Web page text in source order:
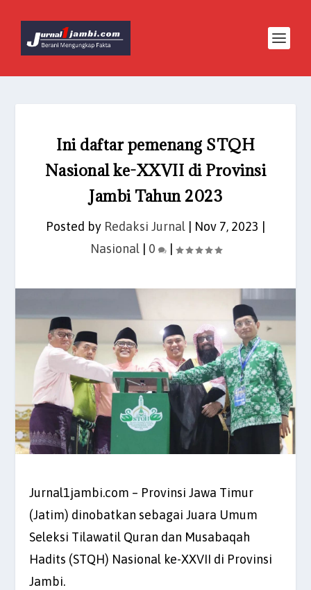
Ini daftar pemenang STQH
Nasional ke-XXVII di Provinsi
Jambi Tahun 2023
Posted by Redaksi Jurnal Nov 7, 2023
Nasional| 0 |
Jurnal1jambi.com – Provinsi Jawa Timur
(Jatim) dinobatkan sebagai Juara Umum
Seleksi Tilawatil Quran dan Musabaqah
Hadits (STQH) Nasional ke-XXVII di Provinsi
Jambi.